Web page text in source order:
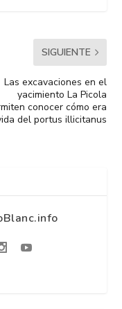
SIGUIENTE
Las excavaciones en el
yacimiento La Picola
conocer cómo era
del portus illicitanus